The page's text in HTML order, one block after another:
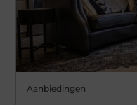
Aanbiedingen